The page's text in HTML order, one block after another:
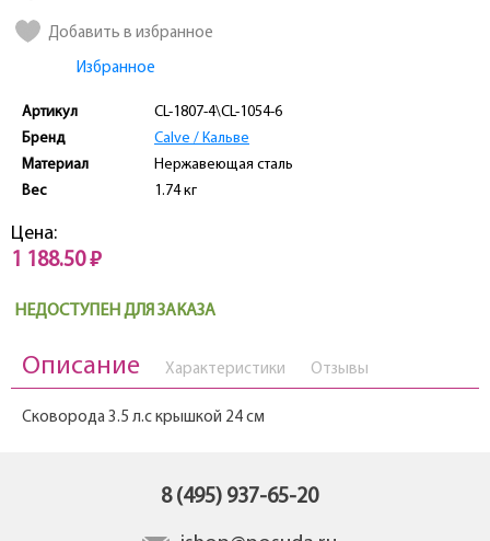
Добавить в избранное
Избранное
Артикул
CL-1807-4\CL-1054-6
Бренд
Calve / Кальве
Материал
Нержавеющая сталь
Вес
1.74 кг
Цена:
1 188.50 ₽
НЕДОСТУПЕН ДЛЯ ЗАКАЗА
Описание Характеристики Отзывы
Сковорода 3.5 л.с крышкой 24 см
8 (495) 937-65-20